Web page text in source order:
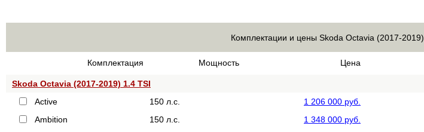
Комплектации и цены Skoda Octavia (2017-2019)
Комплектация Мощность Цена
Skoda Octavia (2017-2019) 1.4 TSI
Active
150 л.с. 1 206 000 руб.
Ambition
150 л.с. 1 348 000 руб.